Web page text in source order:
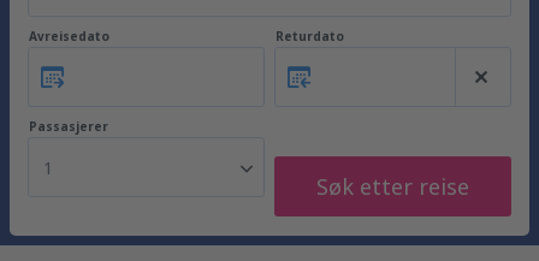
Avreisedato Returdato
Passasjerer
1
Søk etter reise